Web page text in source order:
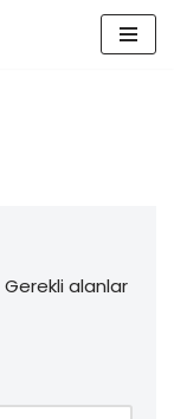
Gerekli alanlar